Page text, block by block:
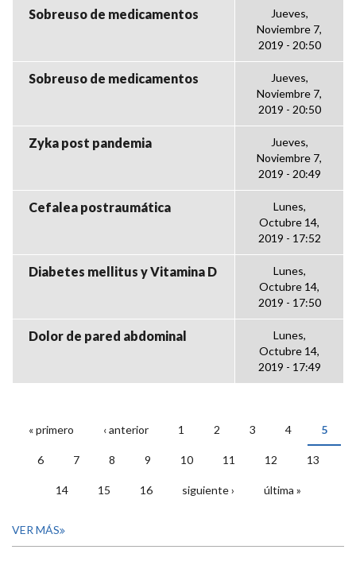
Sobreuso de medicamentos
Jueves,
Noviembre 7,
2019 - 20:50
Sobreuso de medicamentos
Jueves,
Noviembre 7,
2019 - 20:50
Zyka post pandemia
Jueves,
Noviembre 7,
2019 - 20:49
Cefalea postraumática
Lunes,
Octubre 14,
2019 - 17:52
Diabetes mellitus y Vitamina D
Lunes,
Octubre 14,
2019 - 17:50
Dolor de pared abdominal
Lunes,
Octubre 14,
2019 - 17:49
PÁGINAS
« primero ‹ anterior 1 2 3 4 5
6 7 8 9 10 11 12 13
14 15 16 siguiente › última »
VER MÁS